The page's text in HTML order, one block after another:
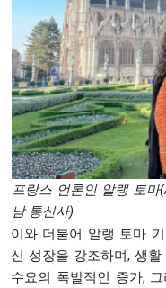
프랑스 언론인 알랭 토
남 통신사)
이와 더불어 알랭 토마
신 성장을 강조하며, 생
수요의 폭발적인 증가,